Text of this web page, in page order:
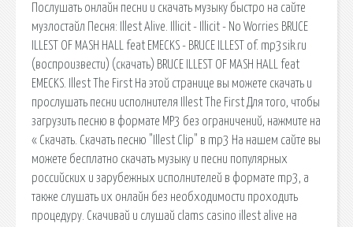
Послушать онлайн песни и скачать музыку быстро на сайте
музлостайл Песня: Illest Alive. Illicit - Illicit - No Worries BRUCE
ILLEST OF MASH HALL feat EMECKS - BRUCE ILLEST of. mp3sik.ru
(воспроизвести) (скачать) BRUCE ILLEST OF MASH HALL feat
EMECKS. Illest The First На этой странице вы можете скачать и
прослушать песни исполнителя Illest The First Для того, чтобы
загрузить песню в формате MP3 без ограничений, нажмите на
« Скачать. Скачать песню "Illest Clip" в mp3 На нашем сайте вы
можете бесплатно скачать музыку и песни популярных
российских и зарубежных исполнителей в формате mp3, а
также слушать их онлайн без необходимости проходить
процедуру. Скачивай и слушай clams casino illest alive на